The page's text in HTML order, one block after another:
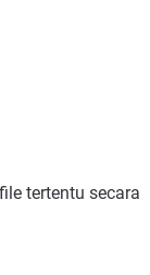
tertentu secara